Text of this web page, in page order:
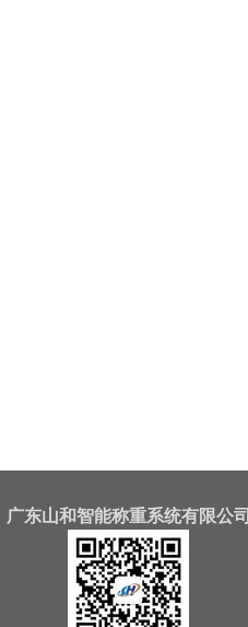
广东山和智能称重系统有限公司